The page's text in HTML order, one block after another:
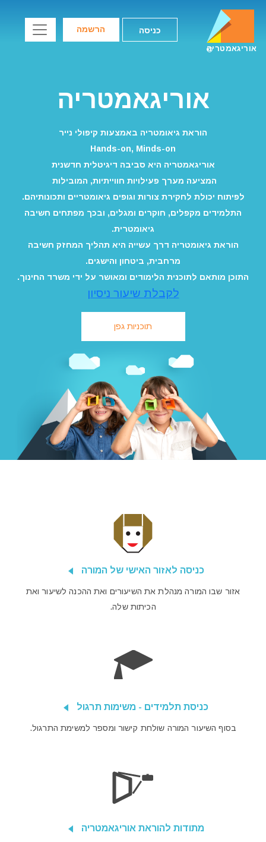
אוריגאמטריה
כניסה הרשמה
אוריגאמטריה
הוראת גיאומטריה באמצעות קיפולי נייר
Hands-on, Minds-on
אוריגאמטריה היא סביבה דיגיטלית חדשנית
המציעה מערך פעילויות חווייתיות, המובילות
לפיתוח יכולת לחקירת צורות וגופים גיאומטריים ותכונותיהם.
התלמידים מקפלים, חוקרים ומגלים, ובכך מפתחים חשיבה
גיאומטרית.
הוראת גיאומטריה דרך עשייה היא תהליך המחזק חשיבה
מרחבית, ביטחון והישגים.
התוכן מותאם לתוכנית הלימודים ומאושר על ידי משרד החינוך.
לקבלת שיעור ניסיון
תוכניות גפן
כניסה לאזור האישי של המורה
אזור שבו המורה מנהלת את השיעורים ואת ההכנה לשיעור ואת
הכיתות שלה.
כניסת תלמידים - משימות תרגול
בסוף השיעור המורה שולחת קישור ומספר למשימת התרגול.
מתודות להוראת אוריגאמטריה